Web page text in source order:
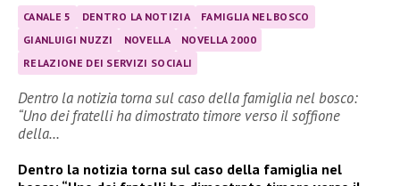
CANALE 5 DENTRO LA NOTIZIA
FAMIGLIA NEL BOSCO
GIANLUIGI NUZZI
NOVELLA
NOVELLA 2000
RELAZIONE DEI SERVIZI SOCIALI
Dentro la notizia torna sul caso della famiglia nel bosco:
“Uno dei fratelli ha dimostrato timore verso il soffione
della…
Dentro la notizia torna sul caso della famiglia nel